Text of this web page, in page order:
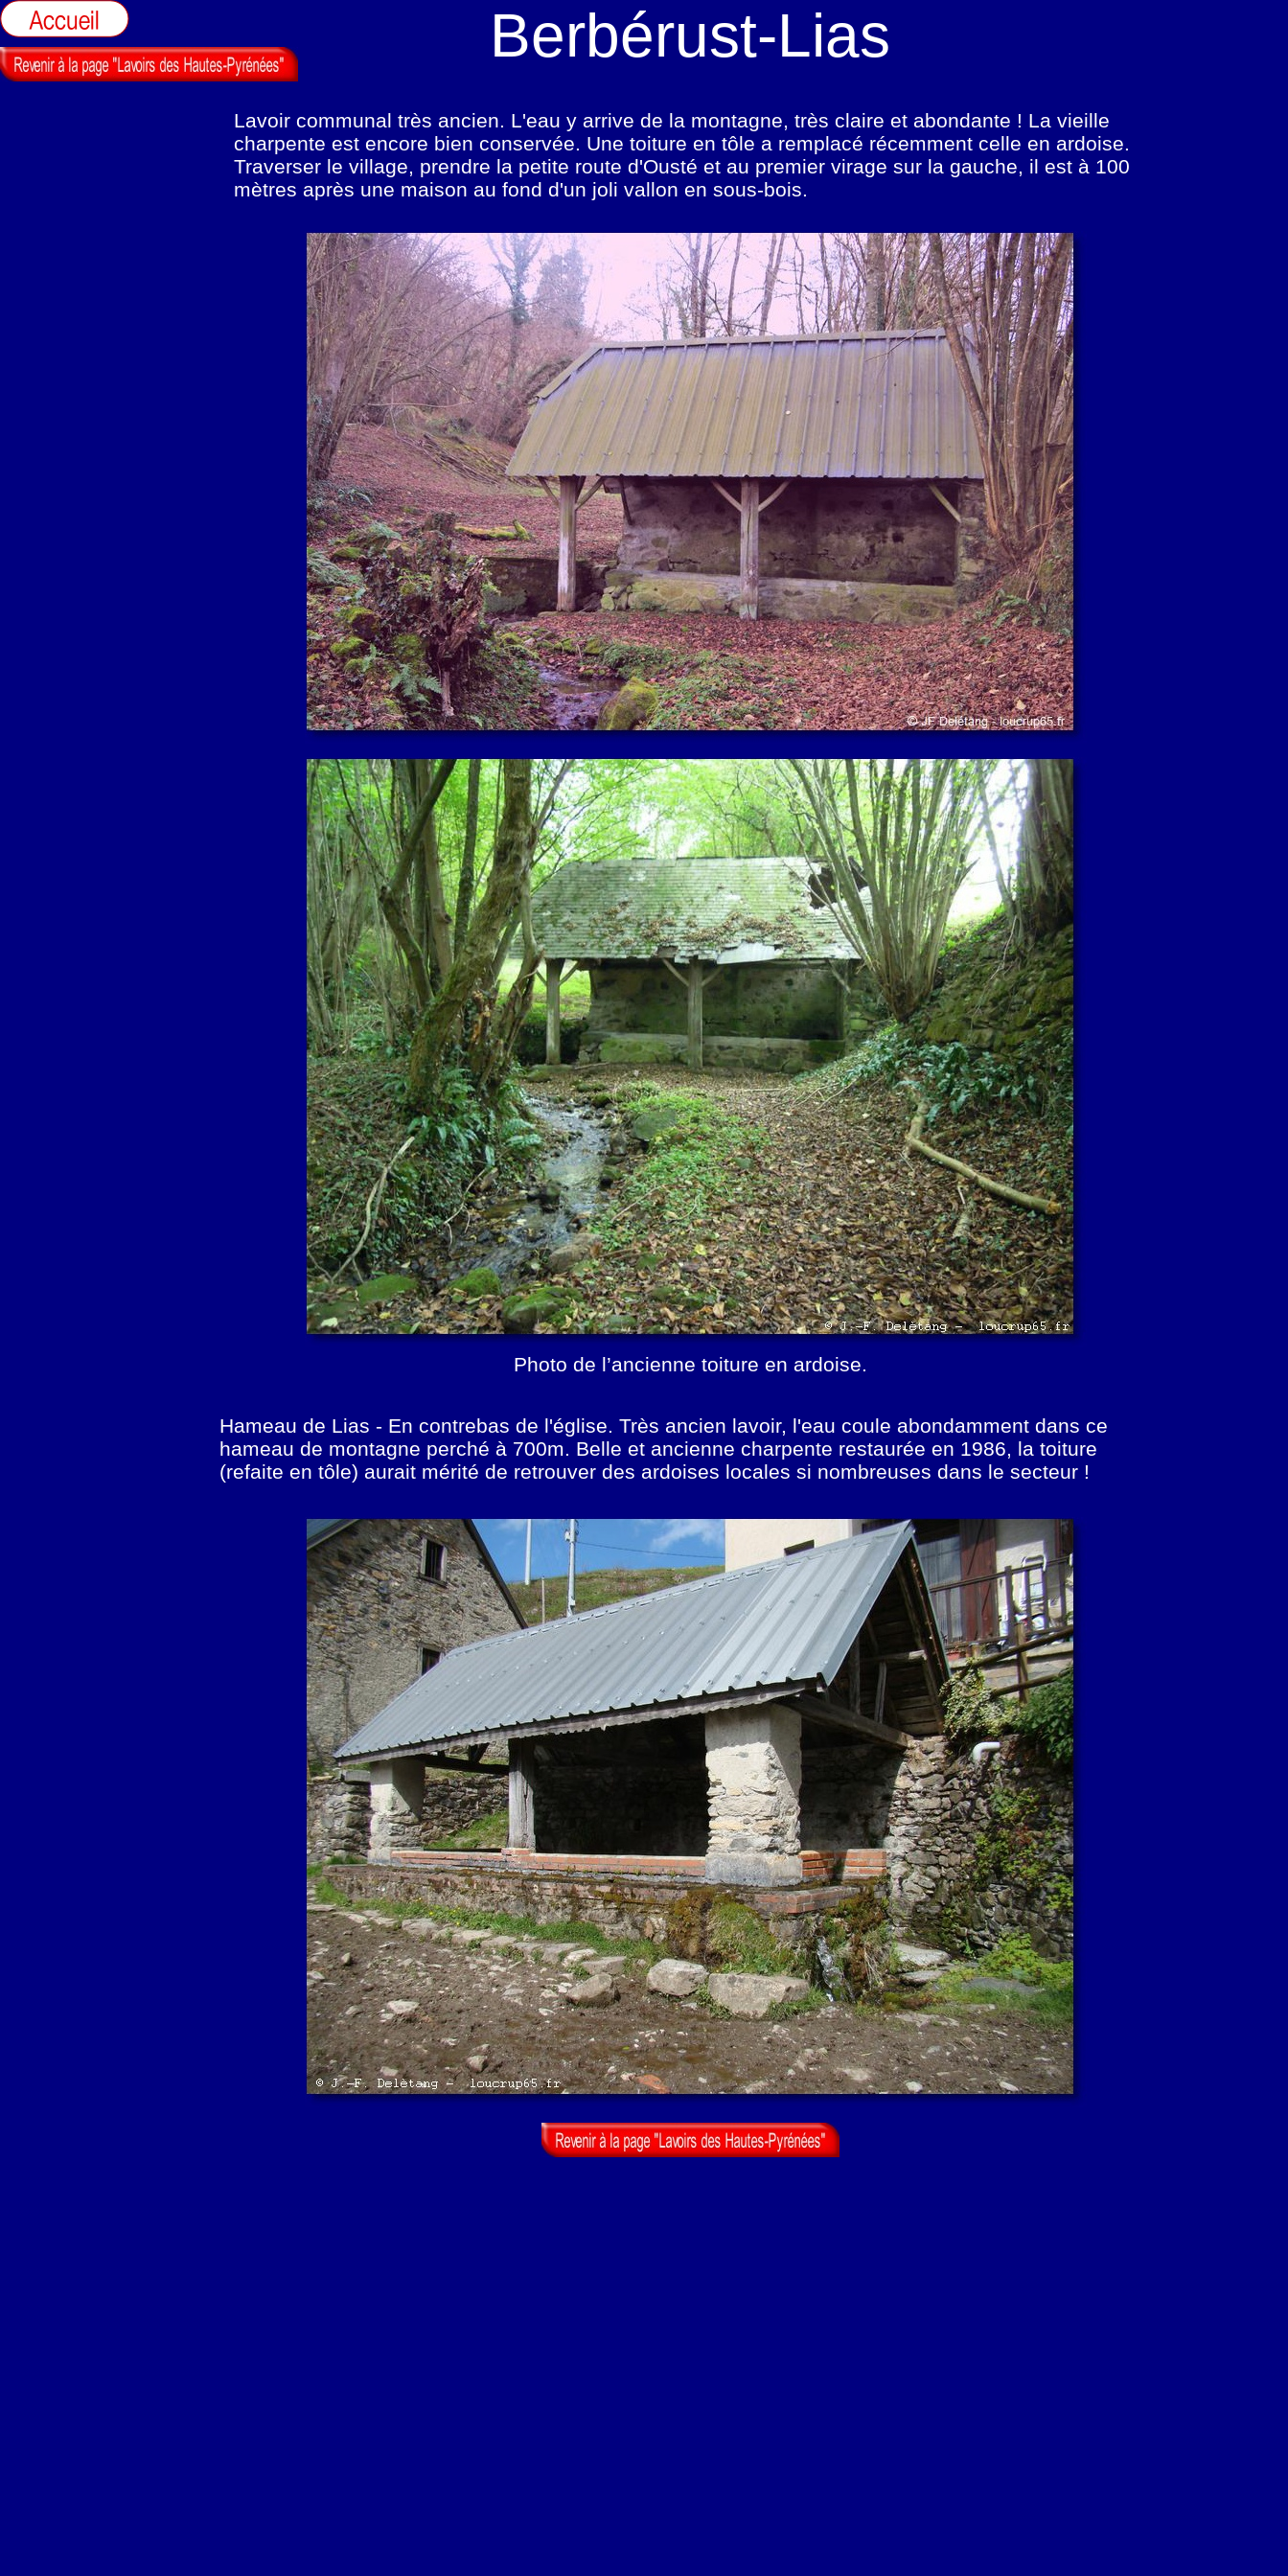
Berbérust-Lias
Hameau de Lias - En contrebas de l'église. Très ancien lavoir, l'eau coule abondamment dans ce
hameau de montagne perché à 700m. Belle et ancienne charpente restaurée en 1986, la toiture
(refaite en tôle) aurait mérité de retrouver des ardoises locales si nombreuses dans le secteur !
Lavoir communal très ancien. L'eau y arrive de la montagne, très claire et abondante ! La vieille
charpente est encore bien conservée. Une toiture en tôle a remplacé récemment celle en ardoise.
Traverser le village, prendre la petite route d'Ousté et au premier virage sur la gauche, il est à 100
mètres après une maison au fond d'un joli vallon en sous-bois.
Photo de l’ancienne toiture en ardoise.